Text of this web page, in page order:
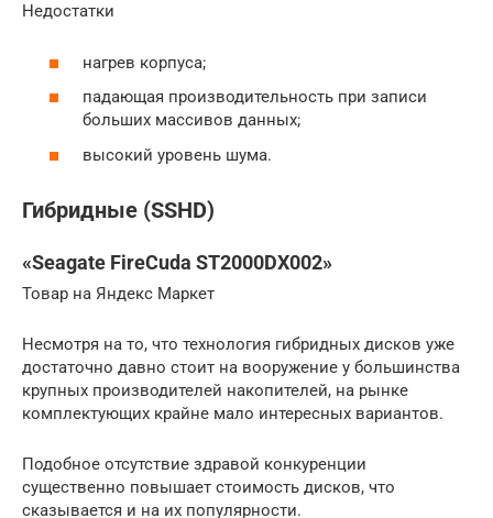
Недостатки
нагрев корпуса;
падающая производительность при записи
больших массивов данных;
высокий уровень шума.
Гибридные (SSHD)
«Seagate FireCuda ST2000DX002»
Товар на Яндекс Маркет
Несмотря на то, что технология гибридных дисков уже
достаточно давно стоит на вооружение у большинства
крупных производителей накопителей, на рынке
комплектующих крайне мало интересных вариантов.
Подобное отсутствие здравой конкуренции
существенно повышает стоимость дисков, что
сказывается и на их популярности.